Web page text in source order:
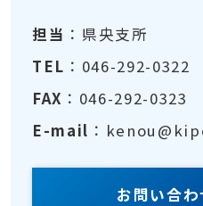
担当 ：県央支所
TEL ：046-292-0322
FAX ：046-292-0323
E-mail ：
お問い合